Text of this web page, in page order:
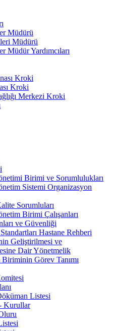
Müdürü
Müdürü
Müdür Yardımcıları
Kroki
Kroki
Merkezi Kroki
Birimi ve Sorumlulukları
Sistemi Organizasyon
Sorumluları
Birimi Çalışanları
ve Güvenliği
Hastane Rehberi
Geliştirilmesi ve
Dair Yönetmelik
Görev Tanımı
Listesi
Kurullar